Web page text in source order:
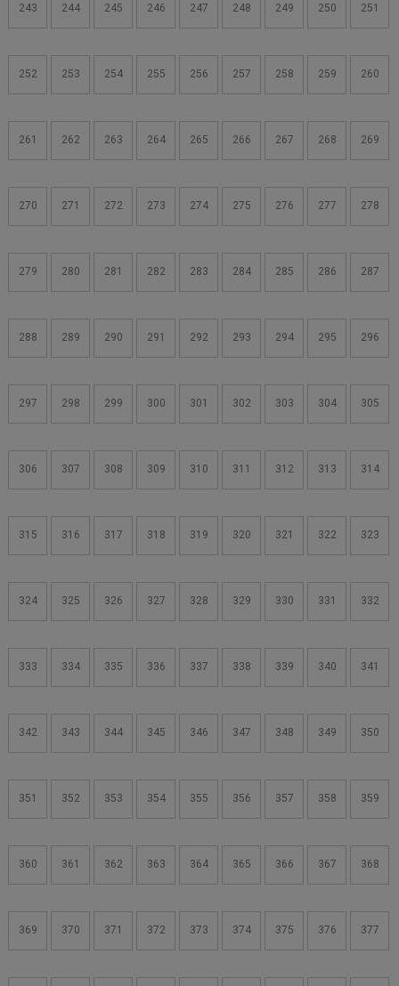
243 244 245 246 247 248 249 250 251
252 253 254 255 256 257 258 259 260
261 262 263 264 265 266 267 268 269
270 271 272 273 274 275 276 277 278
279 280 281 282 283 284 285 286 287
288 289 290 291 292 293 294 295 296
297 298 299 300 301 302 303 304 305
306 307 308 309 310 311 312 313 314
315 316 317 318 319 320 321 322 323
324 325 326 327 328 329 330 331 332
333 334 335 336 337 338 339 340 341
342 343 344 345 346 347 348 349 350
351 352 353 354 355 356 357 358 359
360 361 362 363 364 365 366 367 368
369 370 371 372 373 374 375 376 377